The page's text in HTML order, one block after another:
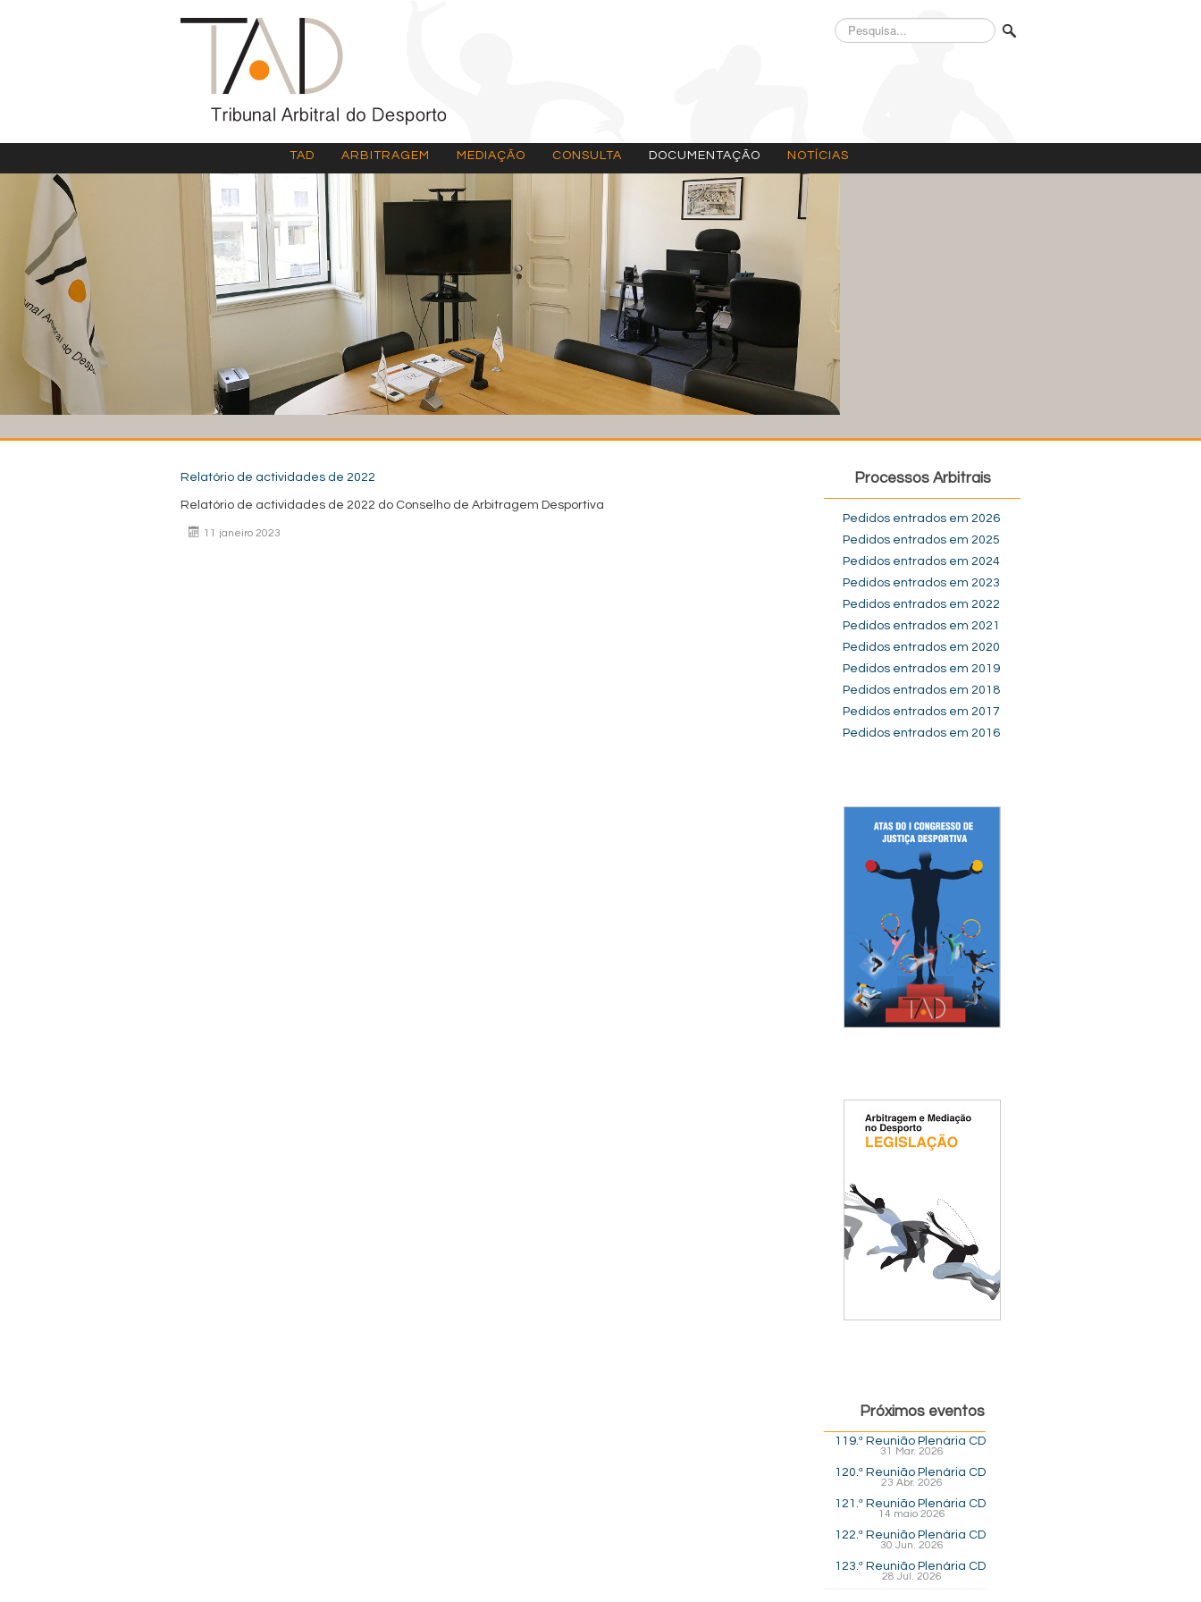
Pesquisa...
TAD ARBITRAGEM MEDIAÇÃO CONSULTA DOCUMENTAÇÃO NOTÍCIAS
Relatório de actividades de 2022
Relatório de actividades de 2022 do Conselho de Arbitragem Desportiva
11 janeiro 2023
Processos Arbitrais
Pedidos entrados em 2026
Pedidos entrados em 2025
Pedidos entrados em 2024
Pedidos entrados em 2023
Pedidos entrados em 2022
Pedidos entrados em 2021
Pedidos entrados em 2020
Pedidos entrados em 2019
Pedidos entrados em 2018
Pedidos entrados em 2017
Pedidos entrados em 2016
Próximos eventos
119.ª Reunião Plenária CD
31 Mar. 2026
120.ª Reunião Plenária CD
23 Abr. 2026
121.ª Reunião Plenária CD
14 maio 2026
122.ª Reunião Plenária CD
30 Jun. 2026
123.ª Reunião Plenária CD
28 Jul. 2026